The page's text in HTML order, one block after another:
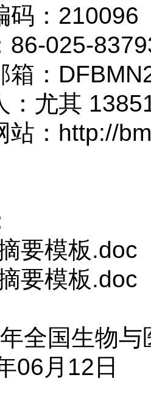
： 210096
86-025-
：
：尤其
站 ： http://
要模板.doc
要模板.doc
年全国生物与
06 月 12 日